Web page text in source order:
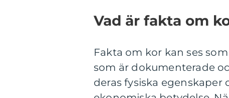
Vad är fakta om
Fakta om kor kan ses
som är dokumenterade
deras fysiska